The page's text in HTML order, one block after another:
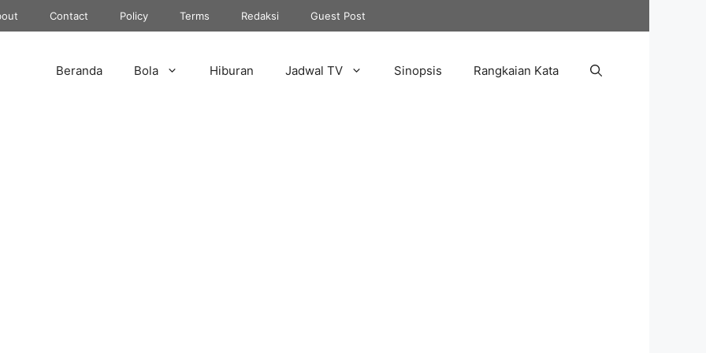
Contact Policy Terms Redaksi Guest Post
Beranda Bola Hiburan Jadwal TV Sinopsis Rangkaian Kata